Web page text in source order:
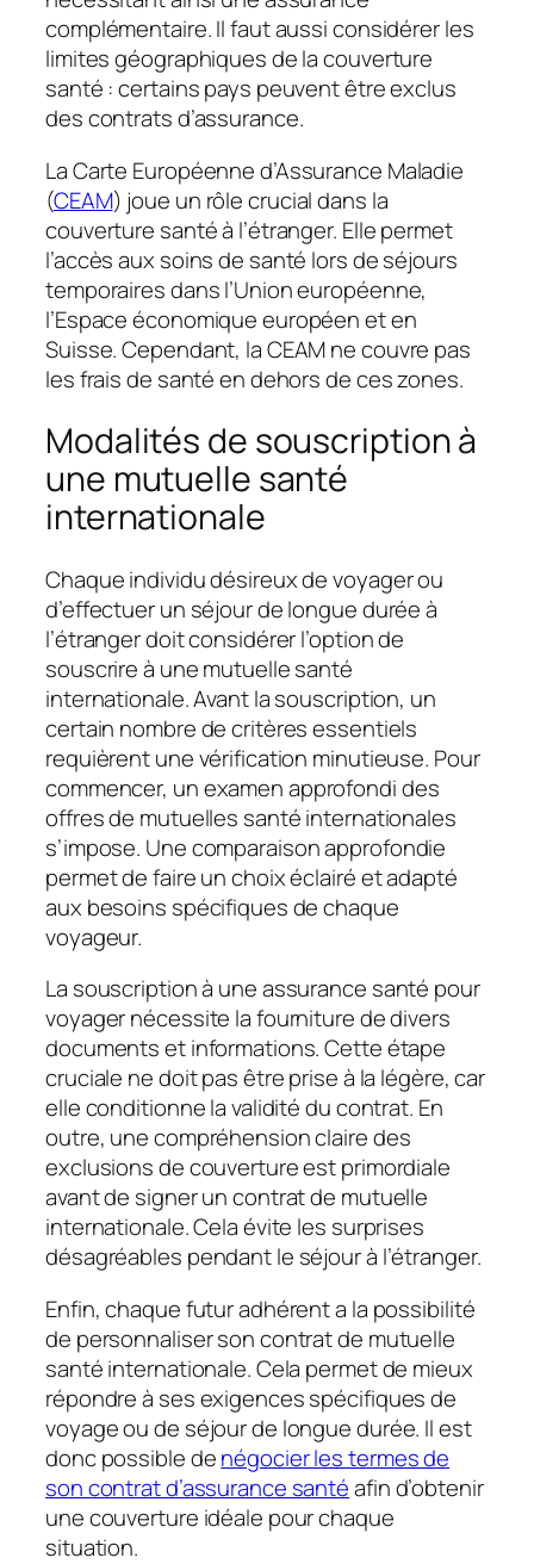
complémentaire. Il faut aussi considérer les
limites géographiques de la couverture
santé : certains pays peuvent être exclus
des contrats d’assurance.
La Carte Européenne d’Assurance Maladie
(CEAM) joue un rôle crucial dans la
couverture santé à l’étranger. Elle permet
l’accès aux soins de santé lors de séjours
temporaires dans l’Union européenne,
l’Espace économique européen et en
Suisse. Cependant, la CEAM ne couvre pas
les frais de santé en dehors de ces zones.
Modalités de souscription à
une mutuelle santé
internationale
Chaque individu désireux de voyager ou
d’effectuer un séjour de longue durée à
l’étranger doit considérer l’option de
souscrire à une mutuelle santé
internationale. Avant la souscription, un
certain nombre de critères essentiels
requièrent une vérification minutieuse. Pour
commencer, un examen approfondi des
offres de mutuelles santé internationales
s’impose. Une comparaison approfondie
permet de faire un choix éclairé et adapté
aux besoins spécifiques de chaque
voyageur.
La souscription à une assurance santé pour
voyager nécessite la fourniture de divers
documents et informations. Cette étape
cruciale ne doit pas être prise à la légère, car
elle conditionne la validité du contrat. En
outre, une compréhension claire des
exclusions de couverture est primordiale
avant de signer un contrat de mutuelle
internationale. Cela évite les surprises
désagréables pendant le séjour à l’étranger.
Enfin, chaque futur adhérent a la possibilité
de personnaliser son contrat de mutuelle
santé internationale. Cela permet de mieux
répondre à ses exigences spécifiques de
voyage ou de séjour de longue durée. Il est
donc possible denégocier les termes de
son contrat d’assurance santéafin d’obtenir
une couverture idéale pour chaque
situation.